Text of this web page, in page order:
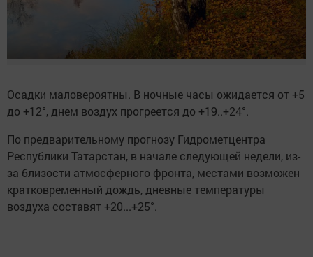
Осадки маловероятны. В ночные часы ожидается от +5
до +12°, днем воздух прогреется до +19..+24°.
По предварительному прогнозу Гидрометцентра
Республики Татарстан, в начале следующей недели, из-
за близости атмосферного фронта, местами возможен
кратковременный дождь, дневные температуры
воздуха составят +20...+25°.